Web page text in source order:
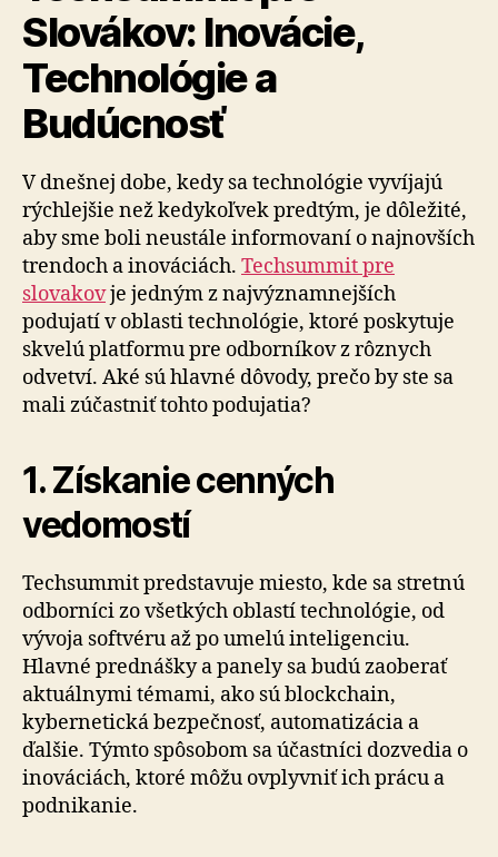
Slovákov: Inovácie,
Technológie a
Budúcnosť
V dnešnej dobe, kedy sa technológie vyvíjajú
rýchlejšie než kedykoľvek predtým, je dôležité,
aby sme boli neustále informovaní o najnovších
trendoch a inováciách. Techsummit pre
slovakovje jedným z najvýznamnejších
podujatí v oblasti technológie, ktoré poskytuje
skvelú platformu pre odborníkov z rôznych
odvetví. Aké sú hlavné dôvody, prečo by ste sa
mali zúčastniť tohto podujatia?
1. Získanie cenných
vedomostí
Techsummit predstavuje miesto, kde sa stretnú
odborníci zo všetkých oblastí technológie, od
vývoja softvéru až po umelú inteligenciu.
Hlavné prednášky a panely sa budú zaoberať
aktuálnymi témami, ako sú blockchain,
kybernetická bezpečnosť, automatizácia a
ďalšie. Týmto spôsobom sa účastníci dozvedia o
inováciách, ktoré môžu ovplyvniť ich prácu a
podnikanie.